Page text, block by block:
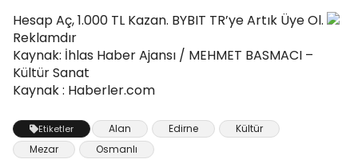
Hesap Aç, 1.000 TL Kazan. BYBIT TR’ye Artık Üye Ol.
Reklamdır
Kaynak: İhlas Haber Ajansı / MEHMET BASMACI –
Kültür Sanat
Kaynak : Haberler.com
Etiketler Alan Edirne
Kültür
Mezar
Osmanlı